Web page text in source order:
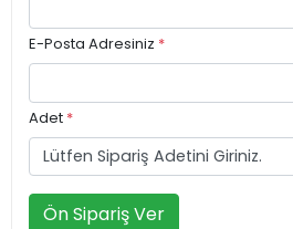
E-Posta Adresiniz *
Adet *
Ön Sipariş Ver